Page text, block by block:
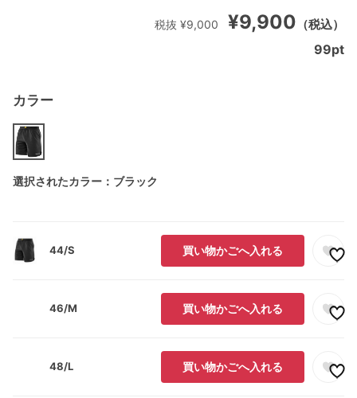
¥9,900 （税込）
税抜 ¥9,000
カラー
選択されたカラー：ブラック
44/S 買い物かごへ入れる
46/M 買い物かごへ入れる
48/L 買い物かごへ入れる
99pt